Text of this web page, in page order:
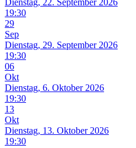
Dienstag, 22. September 2026
19:30
29
Sep
Dienstag, 29. September 2026
19:30
06
Okt
Dienstag, 6. Oktober 2026
19:30
13
Okt
Dienstag, 13. Oktober 2026
19:30